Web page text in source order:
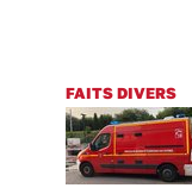
FAITS DIVERS